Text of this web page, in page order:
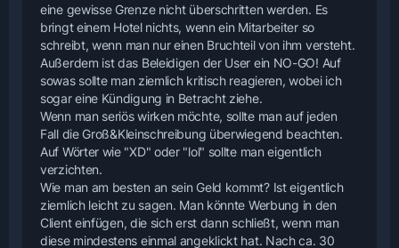
eine gewisse Grenze nicht überschritten werden. Es
bringt einem Hotel nichts, wenn ein Mitarbeiter so
schreibt, wenn man nur einen Bruchteil von ihm versteht.
Außerdem ist das Beleidigen der User ein NO-GO! Auf
sowas sollte man ziemlich kritisch reagieren, wobei ich
sogar eine Kündigung in Betracht ziehe.
Wenn man seriös wirken möchte, sollte man auf jeden
Fall die Groß&Kleinschreibung überwiegend beachten.
Auf Wörter wie "XD" oder "lol" sollte man eigentlich
verzichten.
Wie man am besten an sein Geld kommt? Ist eigentlich
ziemlich leicht zu sagen. Man könnte Werbung in den
Client einfügen, die sich erst dann schließt, wenn man
diese mindestens einmal angeklickt hat. Nach ca. 30